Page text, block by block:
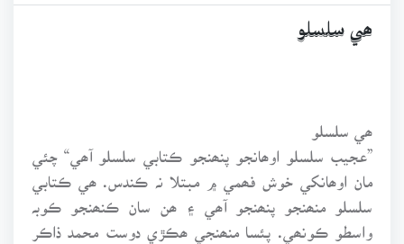
ھي سلسلو
ھي سلسلو
”عجيب سلسلو اوھانجو پنھنجو ڪتابي سلسلو آھي“ چئي
مان اوھانکي خوش فھمي ۾ مبتلا نہ ڪندس. ھي ڪتابي
سلسلو منھنجو پنھنجو آھي ۽ ھن سان ڪنھنجو ڪوبہ
واسطو ڪونھي. پئسا منھنجي ھڪڙي دوست محمد ذاڪر